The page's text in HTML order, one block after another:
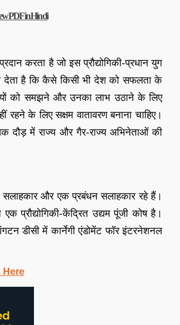
PDF in Hindi
करता है जो इस प्रौद्योगिकी-प्रधान युग
देता है कि कैसे किसी भी देश को सफलता के
को समझने और उनका लाभ उठाने के लिए
के लिए सक्षम वातावरण बनाना चाहिए।
दौड़ में राज्य और गैर-राज्य अभिनेताओं की
सलाहकार और एक प्रबंधन सलाहकार रहे हैं।
प्रौद्योगिकी-केंद्रित उद्यम पूंजी कोष है।
डीसी में कार्नेगी एंडोमेंट फॉर इंटरनेशनल
Here